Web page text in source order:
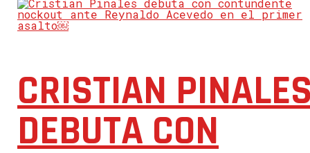
CRISTIAN
DEBUTA CON